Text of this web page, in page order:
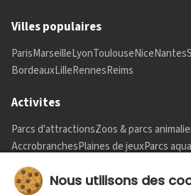
Villes populaires
ParisMarseilleLyonToulouseNiceNantes
BordeauxLilleRennesReims
Activites
Parcs d'attractionsZoos & parcs
AccrobranchesPlaines de jeuxParcs
InformationsNous utilisons des